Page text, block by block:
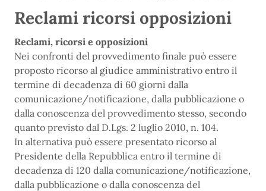
Reclami ricorsi opposizioni
Reclami, ricorsi e opposizioni
Nei confronti del provvedimento finale può essere
proposto ricorso al giudice amministrativo entro il
termine di decadenza di 60 giorni dalla
comunicazione/notificazione, dalla pubblicazione o
dalla conoscenza del provvedimento stesso, secondo
quanto previsto dal D.Lgs. 2 luglio 2010, n. 104.
In alternativa può essere presentato ricorso al
Presidente della Repubblica entro il termine di
decadenza di 120 dalla comunicazione/notificazione,
dalla pubblicazione o dalla conoscenza del